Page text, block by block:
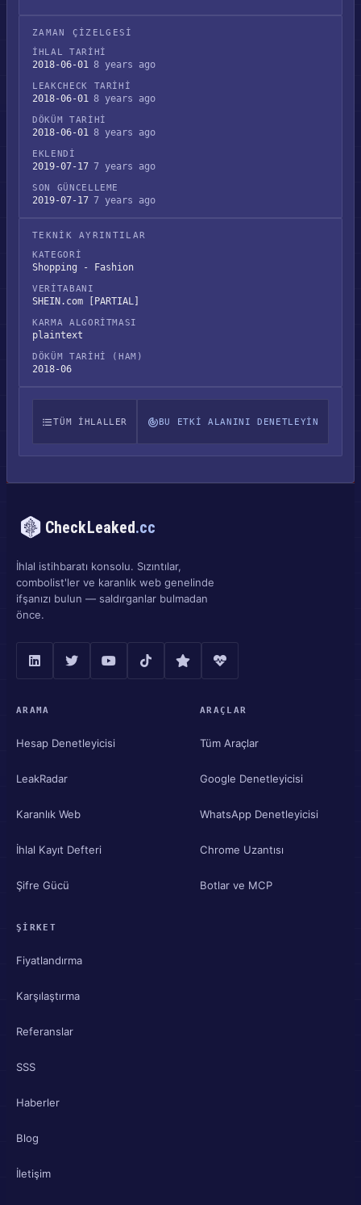
ZAMAN ÇIZELGESI
İHLAL TARIHI
2018-06-01 8 years ago
LEAKCHECK TARIHI
2018-06-01 8 years ago
DÖKÜM TARIHI
2018-06-01 8 years ago
EKLENDI
2019-07-17 7 years ago
SON GÜNCELLEME
2019-07-17 7 years ago
TEKNIK AYRINTILAR
KATEGORI
Shopping - Fashion
VERITABANI
SHEIN.com [PARTIAL]
KARMA ALGORITMASI
plaintext
DÖKÜM TARIHI (HAM)
2018-06
TÜM IHLALLER BU ETKI ALANINI DENETLEYIN
CheckLeaked.cc
İhlal istihbaratı konsolu. Sızıntılar,
combolist'ler ve karanlık web genelinde
ifşanızı bulun — saldırganlar bulmadan
önce.
ARAMA
Hesap Denetleyicisi
LeakRadar
Karanlık Web
İhlal Kayıt Defteri
Şifre Gücü
ARAÇLAR
Tüm Araçlar
Google Denetleyicisi
WhatsApp Denetleyicisi
Chrome Uzantısı
Botlar ve MCP
ŞIRKET
Fiyatlandırma
Karşılaştırma
Referanslar
SSS
Haberler
Blog
İletişim